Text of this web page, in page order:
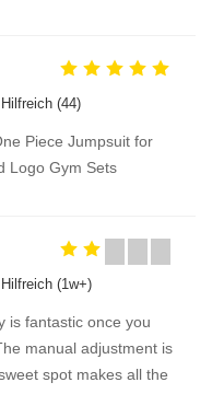
Hilfreich (44)
Piece Jumpsuit for
Logo Gym Sets
Hilfreich (1w+)
is fantastic once you
manual adjustment is
spot makes all the